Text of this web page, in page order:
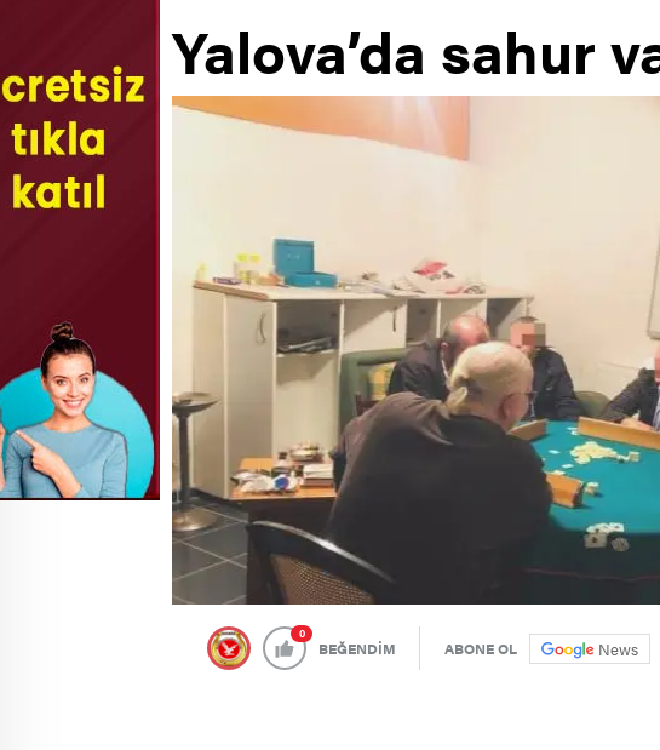
Yalova’da sahur
0
BEĞENDİM ABONE OL News